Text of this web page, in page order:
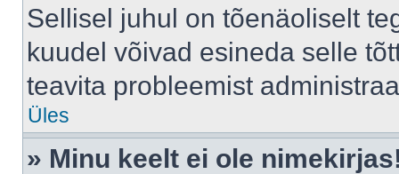
Sellisel juhul on tõenäoliselt
kuudel võivad esineda selle
teavita probleemist
Üles
» Minu keelt ei ole